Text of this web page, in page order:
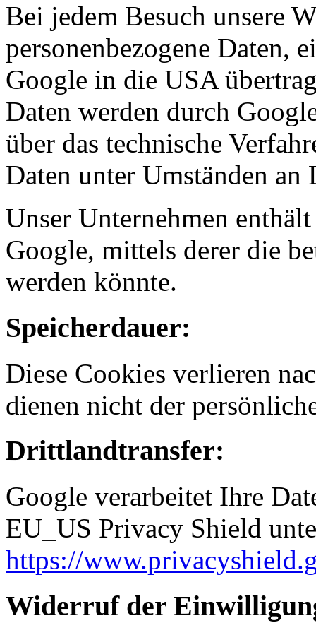
Bei jedem Besuch unsere
personenbezogene Daten,
Google in die USA
Daten werden durch
über das technische
Daten unter Umständen an
Unser Unternehmen
Google, mittels derer die
werden könnte.
Speicherdauer:
Diese Cookies verlieren
dienen nicht der
Drittlandtransfer:
Google verarbeitet Ihre
EU_US Privacy Shield
https://
Widerruf der